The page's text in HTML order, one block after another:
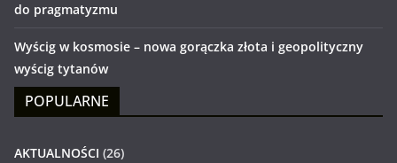
do pragmatyzmu
Wyścig w kosmosie – nowa gorączka złota i geopolityczny
wyścig tytanów
POPULARNE
AKTUALNOŚCI (26)